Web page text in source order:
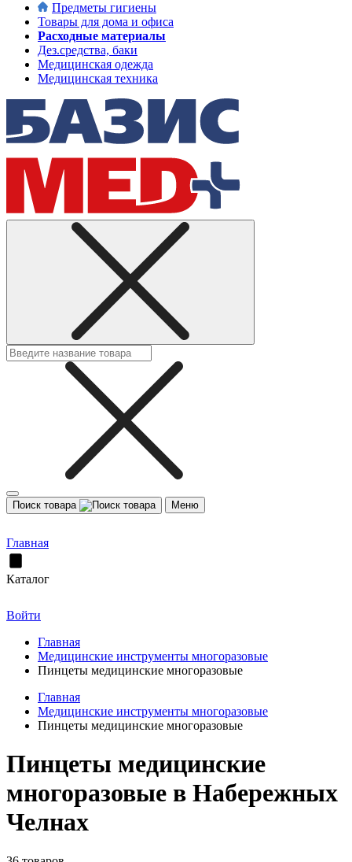
Предметы гигиены
Товары для дома и офиса
Расходные материалы
Дез.средства, баки
Медицинская одежда
Медицинская техника
Поиск товара Меню
Главная
Каталог
Войти
Главная
Медицинские инструменты многоразовые
Пинцеты медицинские многоразовые
Главная
Медицинские инструменты многоразовые
Пинцеты медицинские многоразовые
Пинцеты медицинские
многоразовые в Набережных
Челнах